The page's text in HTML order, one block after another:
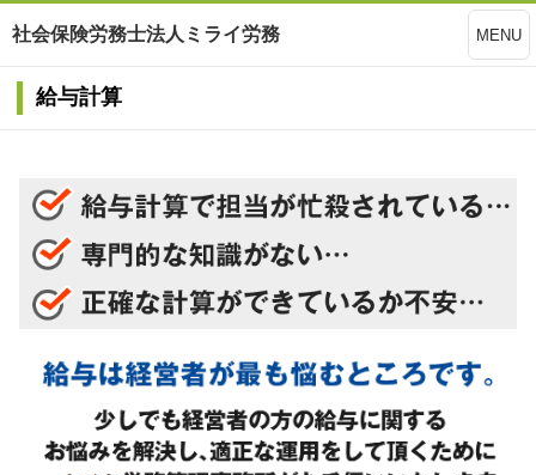
社会保険労務士法人ミライ労務 MENU
給与計算